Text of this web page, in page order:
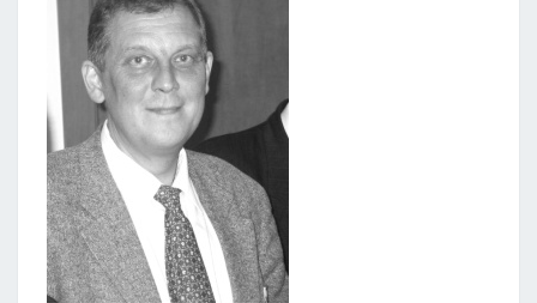
…”)